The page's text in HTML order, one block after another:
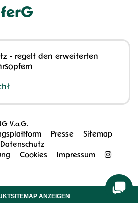
- regelt den erweiterten
V.a.G.
Presse
Sitemap
Datenschutz
Cookies Impressum
ANZEIGEN